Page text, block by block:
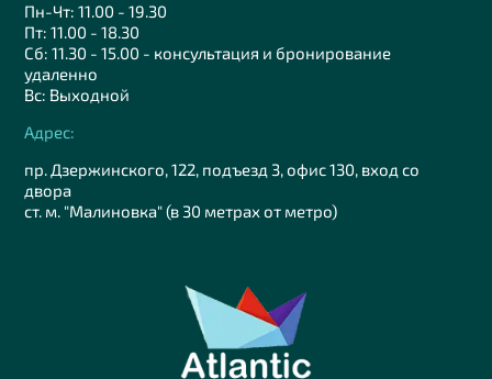
Пн-Чт: 11.00 - 19.30
Пт: 11.00 - 18.30
Сб: 11.30 - 15.00 - консультация и бронирование
удаленно
Вс: Выходной
Адрес:
пр. Дзержинского, 122, подъезд 3, офис 130, вход со
двора
ст. м. "Малиновка" (в 30 метрах от метро)